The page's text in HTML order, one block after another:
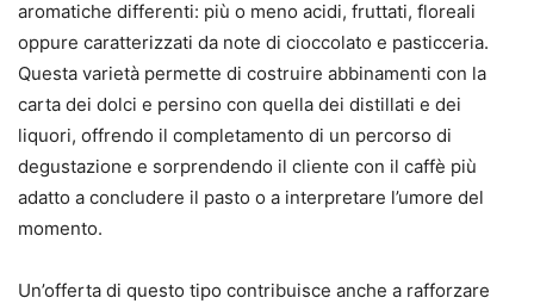
aromatiche differenti: più o meno acidi, fruttati, floreali
oppure caratterizzati da note di cioccolato e pasticceria.
Questa varietà permette di costruire abbinamenti con la
carta dei dolci e persino con quella dei distillati e dei
liquori, offrendo il completamento di un percorso di
degustazione e sorprendendo il cliente con il caffè più
adatto a concludere il pasto o a interpretare l’umore del
momento.
Un’offerta di questo tipo contribuisce anche a rafforzare